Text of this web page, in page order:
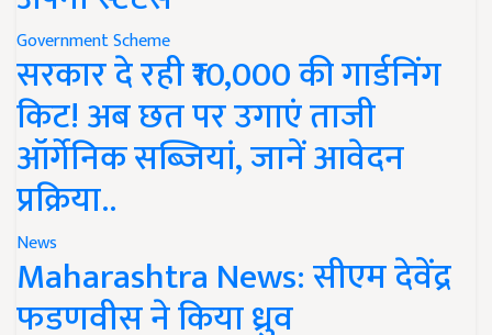
Government Scheme
सरकार दे रही ₹10,000 की गार्डनिंग
किट! अब छत पर उगाएं ताजी
ऑर्गेनिक सब्जियां, जानें आवेदन
प्रक्रिया..
News
Maharashtra News: सीएम देवेंद्र
फडणवीस ने किया ध्रुव